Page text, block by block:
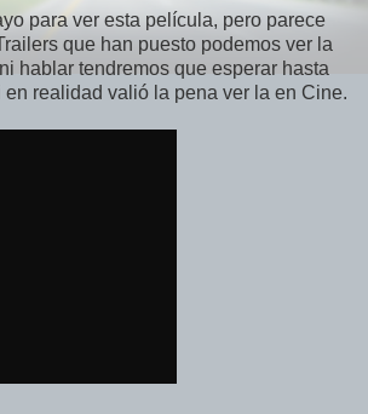
para ver esta película, pero parece
que han puesto podemos ver la
hablar tendremos que esperar hasta
en realidad valió la pena ver la en Cine.